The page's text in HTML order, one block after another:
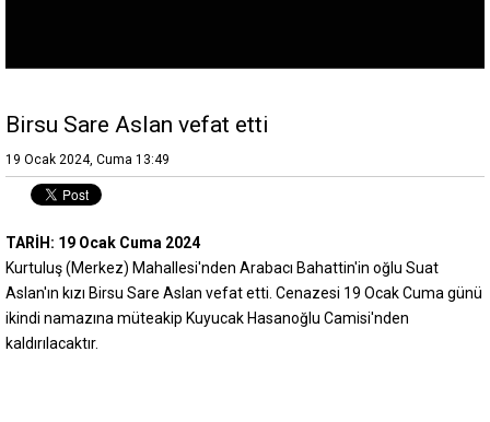
Birsu Sare Aslan vefat etti
19 Ocak 2024, Cuma 13:49
TARİH: 19 Ocak Cuma 2024
Kurtuluş (Merkez) Mahallesi'nden Arabacı Bahattin'in oğlu Suat
Aslan'ın kızı Birsu Sare Aslan vefat etti. Cenazesi 19 Ocak Cuma günü
ikindi namazına müteakip Kuyucak Hasanoğlu Camisi'nden
kaldırılacaktır.